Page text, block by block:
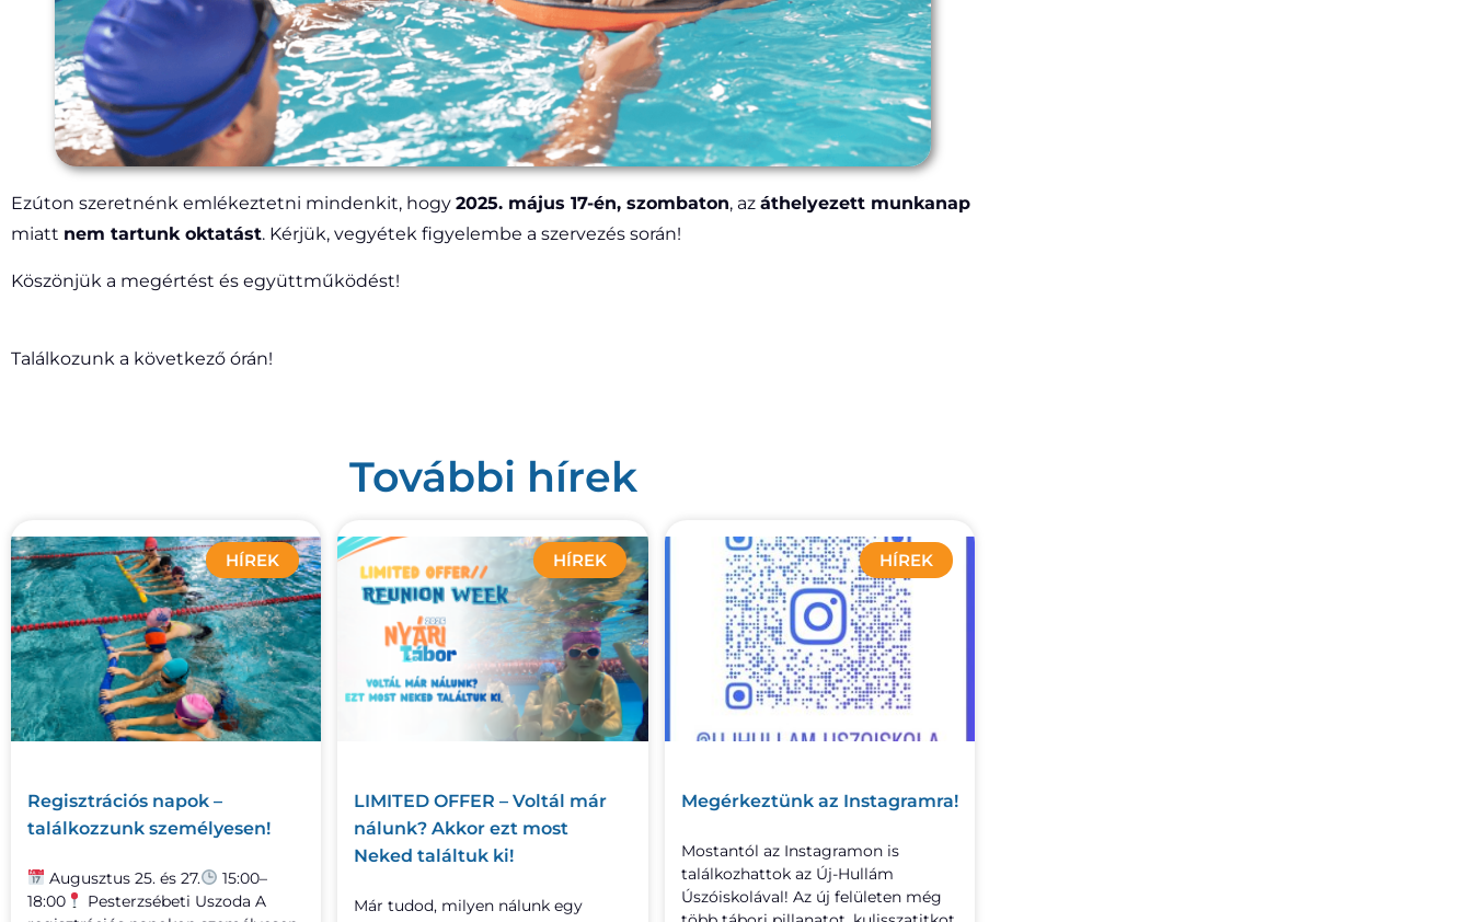
Ezúton szeretnénk emlékeztetni mindenkit, hogy 2025. május 17-én, szombaton, az áthelyezett munkanap
miatt nem tartunk oktatást. Kérjük, vegyétek figyelembe a szervezés során!
Köszönjük a megértést és együttműködést!
Találkozunk a következő órán!
További hírek
HÍREK
Regisztrációs napok –
találkozzunk személyesen!
Augusztus 25. és 27.
15:00–
18:00
Pesterzsébeti Uszoda A
HÍREK
LIMITED OFFER – Voltál már
nálunk? Akkor ezt most
Neked találtuk ki!
Már tudod, milyen nálunk egy
HÍREK
Megérkeztünk az Instagramra!
Mostantól az Instagramon is
találkozhattok az Új-Hullám
Úszóiskolával! Az új felületen még